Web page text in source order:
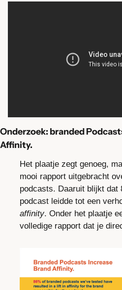
Onderzoek: branded
Affinity.
Het plaatje zegt genoeg,
mooi rapport uitgebracht
podcasts. Daaruit blijkt dat
podcast leidde tot een
affinity. Onder het plaatje
volledige rapport dat je